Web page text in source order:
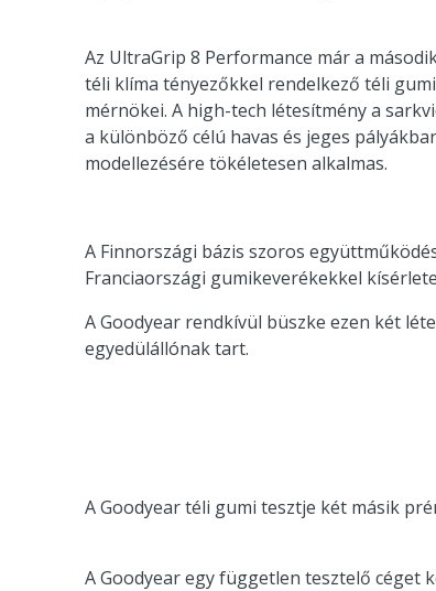
Az UltraGrip 8 Performance már a
téli klíma tényezőkkel rendelkező téli
mérnökei. A high-tech létesítmény a
a különböző célú havas és jeges
modellezésére tökéletesen alkalmas.
A Finnországi bázis szoros
Franciaországi gumikeverékekkel
A Goodyear rendkívül büszke ezen két
egyedülállónak tart.
A Goodyear téli gumi tesztje két másik
A Goodyear egy független tesztelő céget